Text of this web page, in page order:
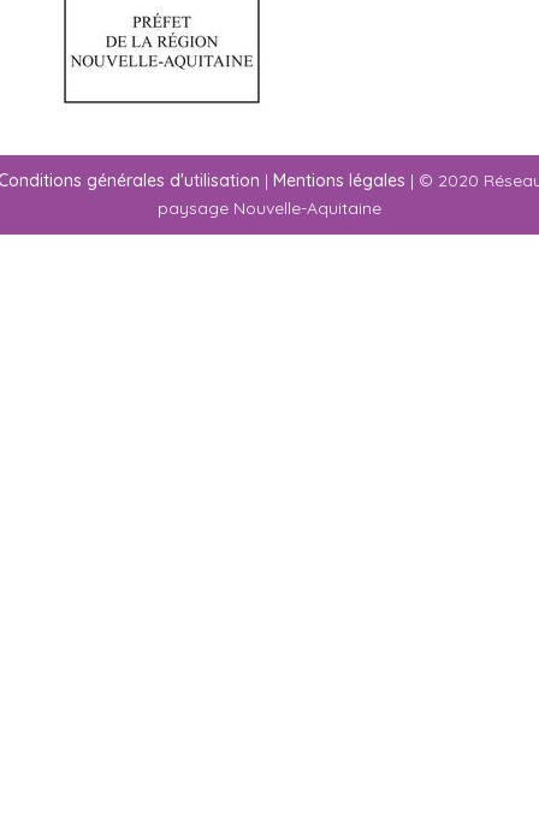
générales d'utilisation | Mentions légales | © 2020
paysage Nouvelle-Aquitaine